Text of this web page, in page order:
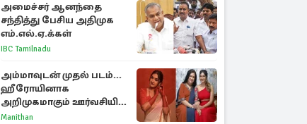
அமைச்சர் ஆனந்தை
சந்தித்து பேசிய அதிமுக
எம்.எல்.ஏ.க்கள்
IBC Tamilnadu
அம்மாவுடன் முதல் படம்...
ஹீரோயினாக
அறிமுகமாகும் ஊர்வசியின்
மகள் தேஜலட்சுமி!
Manithan